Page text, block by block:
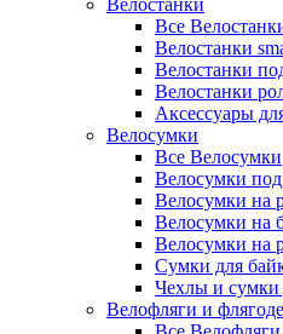
Велостанки
Все
Велостанки
Велостанки
Велостанки
Аксессуары
Велосумки
Все Велосумки
Велосумки под
Велосумки на
Велосумки на
Велосумки на
Сумки для
Чехлы и сумки
Велофляги и